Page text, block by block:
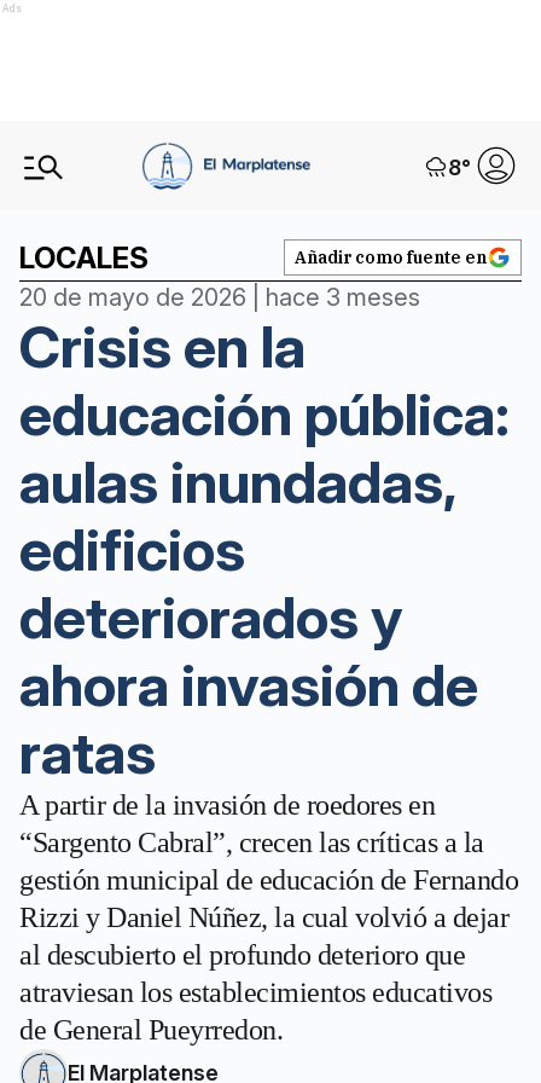
Ads
8°
LOCALES Añadir como fuente en
20 de mayo de 2026 | hace 3 meses
Crisis en la
educación pública:
aulas inundadas,
edificios
deteriorados y
ahora invasión de
ratas
A partir de la invasión de roedores en
“Sargento Cabral”, crecen las críticas a la
gestión municipal de educación de Fernando
Rizzi y Daniel Núñez, la cual volvió a dejar
al descubierto el profundo deterioro que
atraviesan los establecimientos educativos
de General Pueyrredon.
El Marplatense